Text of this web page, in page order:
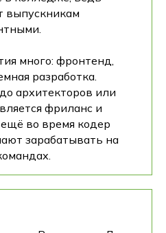
выпускникам
много: фронтенд,
разработка.
архитекторов или
фриланс и
во время кодер
зарабатывать на